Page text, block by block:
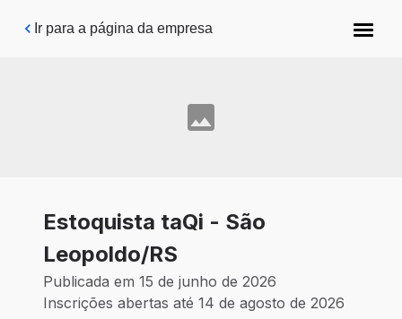
Pular para o conteúdo principal
Ir para a página da empresa
Estoquista taQi - São
Leopoldo/RS
Publicada em 15 de junho de 2026
Inscrições abertas até 14 de agosto de 2026